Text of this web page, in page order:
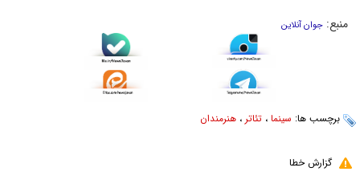
منبع: جوان آنلاین
برچسب ها: سینما ، تئاتر ، هنرمندان
گزارش خطا